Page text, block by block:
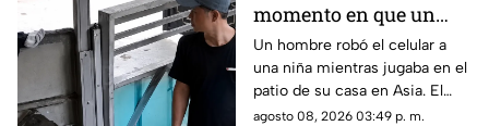
momento en que un
hombre roba el celular
a una niña en su propia
casa
Un hombre robó el celular a
una niña mientras jugaba en el
patio de su casa en Asia. El
video viral muestra cómo
agosto 08, 2026 03:49 p. m.